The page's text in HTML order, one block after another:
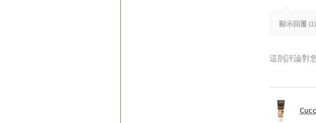
顯示回覆 (1)
這則評論對